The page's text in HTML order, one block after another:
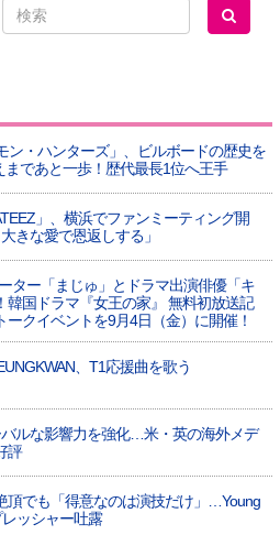
ン・ハンターズ」、ビルボードの歴史を
であと一歩！歴代最長1位へ王手
」、横浜でファンミーティング開
きな愛で恩返しする」
ター「まじゅ」とドラマ出演俳優「キ
韓国ドラマ『女王の家』 無料初放送記
クイベントを9月4日（金）に開催！
、T1応援曲を歌う
バルな影響力を強化…米・英の海外メデ
評
頂でも「得意なのは演技だけ」…Young
ッシャー吐露